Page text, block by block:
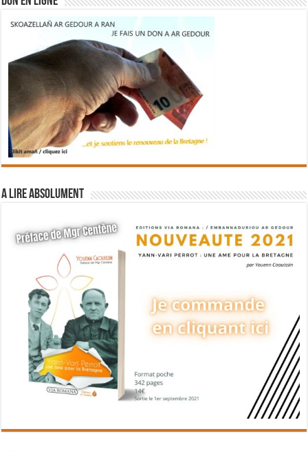
A lire absolument